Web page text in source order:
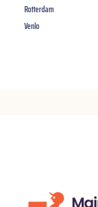
Rotterdam
Venlo